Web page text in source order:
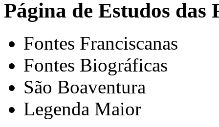
Página de Estudos das
Fontes Franciscanas
Fontes Biográficas
São Boaventura
Legenda Maior